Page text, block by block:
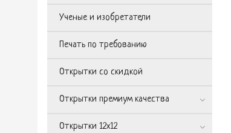
Ученые и изобретатели
Печать по требованию
Открытки со скидкой
Открытки премиум качества
Открытки 12х12